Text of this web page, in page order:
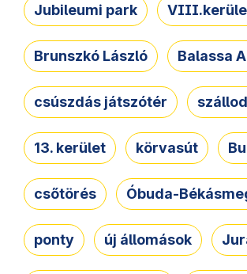
Jubileumi park
Brunszkó László Balassa
csúszdás játszótér
13. kerület körvasút
csőtörés Óbuda-
ponty új állomások